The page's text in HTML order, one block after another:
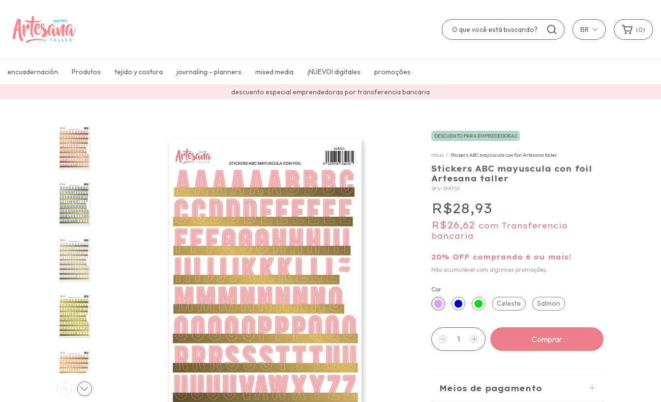
descuento especial emprendedoras por transferencia bancaria
BR (0)
encuadernación Produtos tejido y costura journaling - planners mixed media ¡NUEVO! digitales promoções
DESCUENTO PARA EMPREDEDORAS
Início / Stickers ABC mayuscula con foil Artesana taller
Stickers ABC mayuscula con foil
Artesana taller
SKU: SFAT01
R$28,93
R$26,62 com Transferencia
bancaria
20% OFF comprando 6 ou mais!
Não acumulável com algumas promoções
Cor
Celeste Salmon
Meios de pagamento